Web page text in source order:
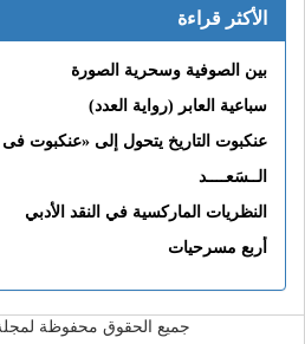
الأكثر قراءة
بين الصوفية وسحرية الصورة
سباعية العابر (رواية العدد)
عنكبوت التاريخ يتحول إلى «عنكبوت
الــسَعــــد
النظريات الماركسية في النقد الأدبي
أربع مسرحيات
جميع الحقوق محفوظة لمجلة